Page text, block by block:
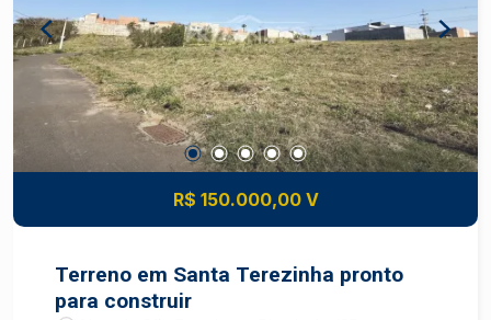
#InvestimentoImobiliário #FriasNeto
R$ 150.000,00 V
Terreno em Santa Terezinha pronto
para construir